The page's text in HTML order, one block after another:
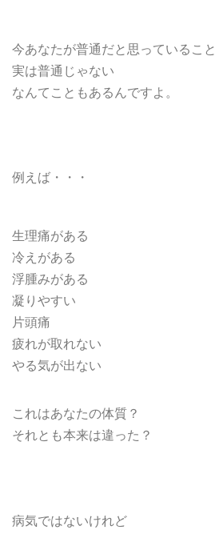
今あなたが普通だと思っていること
実は普通じゃない
なんてこともあるんですよ。
例えば・・・
生理痛がある
冷えがある
浮腫みがある
凝りやすい
片頭痛
疲れが取れない
やる気が出ない
これはあなたの体質？
それとも本来は違った？
病気ではないけれど